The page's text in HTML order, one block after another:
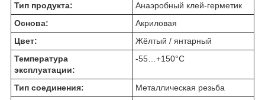
Тип продукта:
Анаэробный клей-герметик
Основа:
Акриловая
Цвет:
Жёлтый / янтарный
Температура
эксплуатации:
-55…+150°C
Тип соединения:
Металлическая резьба